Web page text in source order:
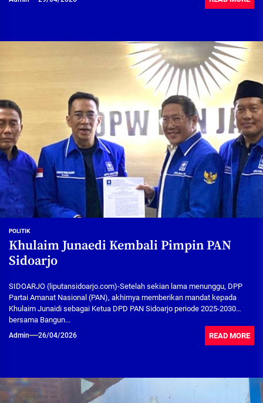
POLITIK
Khulaim Junaedi Kembali Pimpin PAN
Sidoarjo
SIDOARJO (liputansidoarjo.com)-Setelah sekian lama menunggu, DPP
Partai Amanat Nasional (PAN), akhirnya memberikan mandat kepada
Khulaim Junaidi sebagai Ketua DPD PAN Sidoarjo periode 2025-2030
bersama Bangun...
Admin 26/04/2026 READ MORE